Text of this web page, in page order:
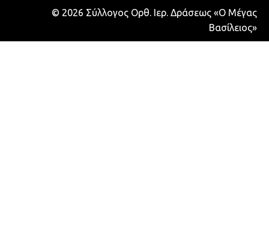
© 2026 Σύλλογος Ορθ. Ιερ. Δράσεως «Ο Μέγας
Βασίλειος»